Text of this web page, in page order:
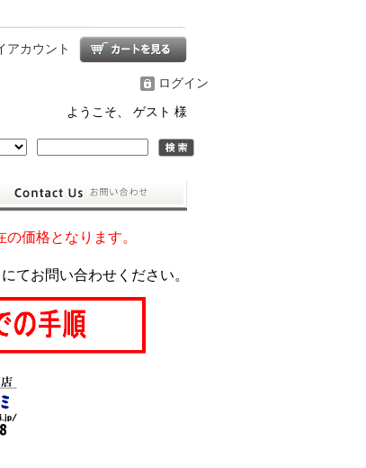
アカウント
ログイン
ようこそ、 ゲスト 様
価格となります。
てお問い合わせください。